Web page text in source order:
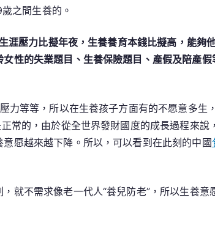
之間生養的。
涯壓力比擬年夜，生養養育本錢比擬高，能夠
性的失業題目、生養保險題目、產假及陪產
力等等，所以在生養孩子方面有的不愿意多生
常的，由於從全世界發財國度的成長過程來說
愿越來越下降。所以，可以看到在此刻的中國
就不需求像老一代人“養兒防老”，所以生養意